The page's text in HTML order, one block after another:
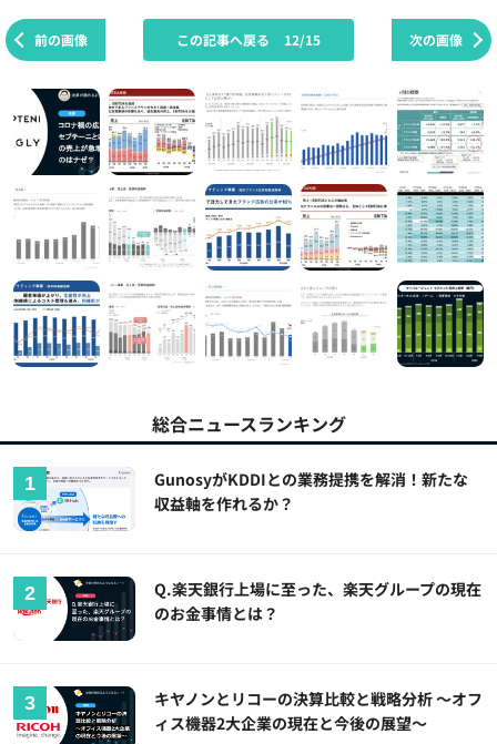
前の画像 次の画像
この記事へ戻る 12/15
総合ニュースランキング
GunosyがKDDIとの業務提携を解消！新たな
収益軸を作れるか？
Q.楽天銀行上場に至った、楽天グループの現在
のお金事情とは？
キヤノンとリコーの決算比較と戦略分析 ～オフ
ィス機器2大企業の現在と今後の展望～